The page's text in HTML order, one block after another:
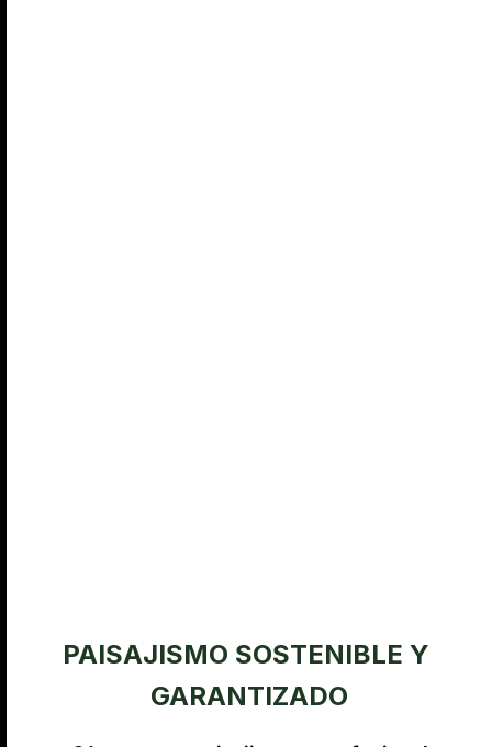
PAISAJISMO SOSTENIBLE Y
GARANTIZADO